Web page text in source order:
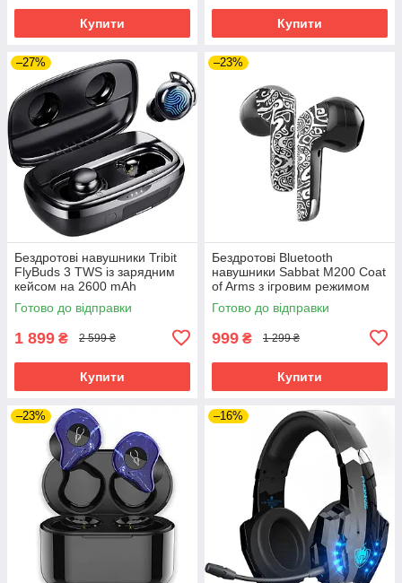
Купити Купити
–27%
Бездротові навушники Tribit
FlyBuds 3 TWS із зарядним
кейсом на 2600 mAh
(Чорний)
Готово до відправки
1 899 ₴ 2 599 ₴
Купити
–23%
Бездротові Bluetooth
навушники Sabbat M200 Coat
of Arms з ігровим режимом
(Чорно-білий)
Готово до відправки
999 ₴ 1 299 ₴
Купити
–23% –16%